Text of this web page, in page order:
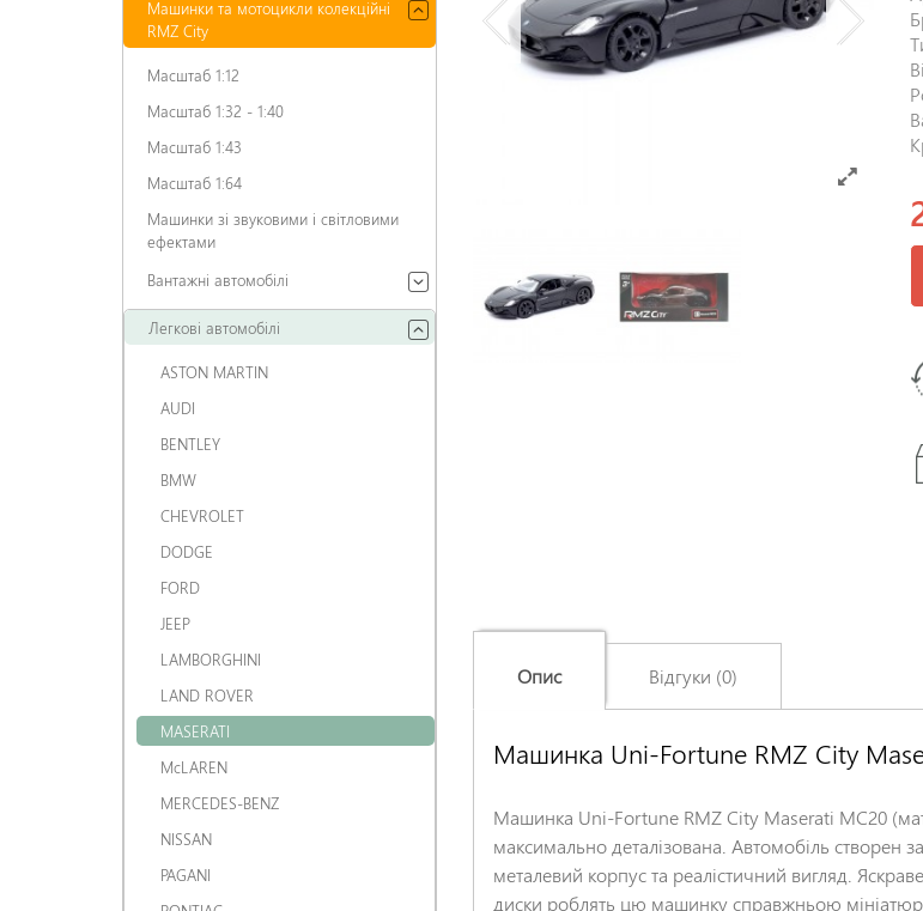
Опис Відгуки (0)
Машинка Uni-Fortune RMZ City
Машинка Uni-Fortune RMZ City Maserati MC20
максимально деталізована. Автомобіль створен
металевий корпус та реалістичний вигляд.
диски роблять цю машинку справжньою
Залишіть відгук про цей товар першими
*
Заголовок відгуку
Машинки та мотоцикли колекційні
RMZ City
Масштаб 1:12
Масштаб 1:32 - 1:40
Масштаб 1:43
Масштаб 1:64
Машинки зі звуковими і світловими
ефектами
Вантажні автомобілі
Легкові автомобілі
ASTON MARTIN
AUDI
BENTLEY
BMW
CHEVROLET
DODGE
FORD
JEEP
LAMBORGHINI
LAND ROVER
MASERATI
McLAREN
MERCEDES-BENZ
NISSAN
PAGANI